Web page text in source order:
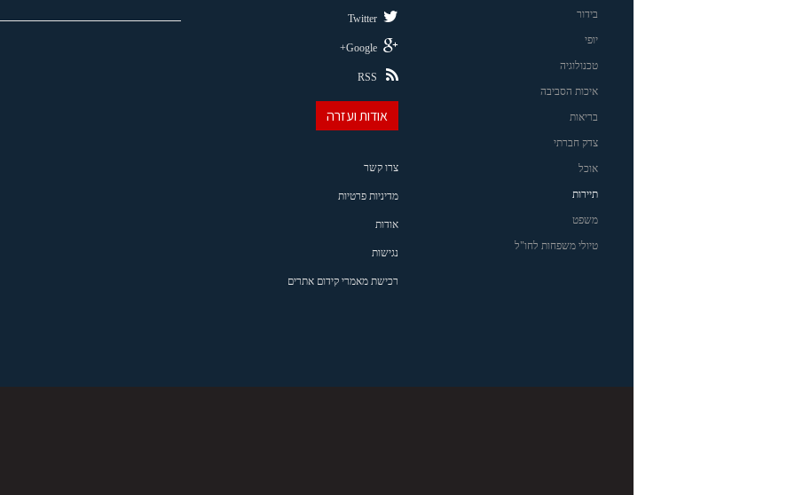
בידור
יופי
טכנולוגיה
איכות הסביבה
בריאות
צדק חברתי
אוכל
תיירות
משפט
טיולי משפחות לחו"ל
Twitter
Google+
RSS
אודות ועזרה
צרו קשר
מדיניות פרטיות
אודות
נגישות
רכישת מאמרי קידום אתרים